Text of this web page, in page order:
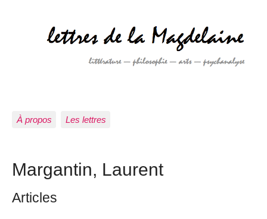
À propos Les lettres
Margantin, Laurent
Articles